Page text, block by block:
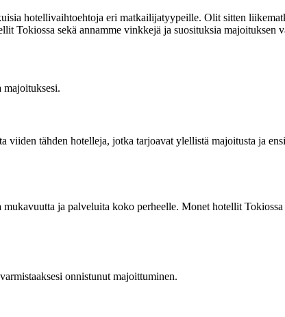
hotellivaihtoehtoja eri matkailijatyypeille. Olit sitten
Tokiossa sekä annamme vinkkejä ja suosituksia majoituksen
tähden hotelleja, jotka tarjoavat ylellistä majoitusta ja
ja palveluita koko perheelle. Monet hotellit
onnistunut majoittuminen.